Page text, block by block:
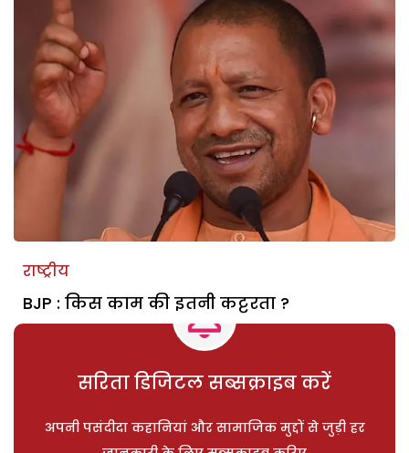
राष्ट्रीय
BJP : किस काम की इतनी कट्टरता ?
सरिता डिजिटल सब्सक्राइब करें
अपनी पसंदीदा कहानियां और सामाजिक मुद्दों से जुड़ी हर